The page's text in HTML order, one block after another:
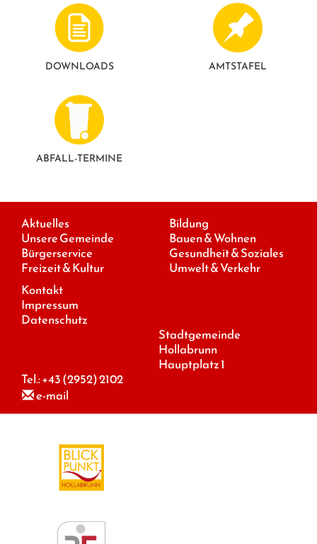
DOWNLOADS AMTSTAFEL
ABFALL-TERMINE
Aktuelles
Unsere Gemeinde
Bürgerservice
Freizeit & Kultur
Bildung
Bauen & Wohnen
Gesundheit & Soziales
Umwelt & Verkehr
Kontakt
Impressum
Datenschutz
Stadtgemeinde
Hollabrunn
Hauptplatz 1
Tel.:+43 (2952) 2102
e-mail